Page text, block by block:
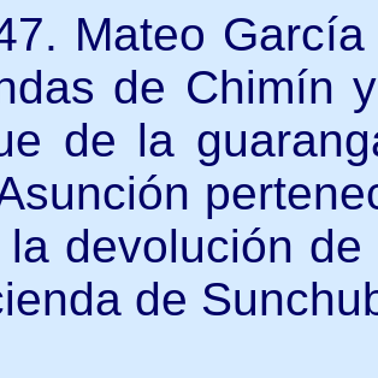
Mateo
de Chimín
de la
la devolución
de